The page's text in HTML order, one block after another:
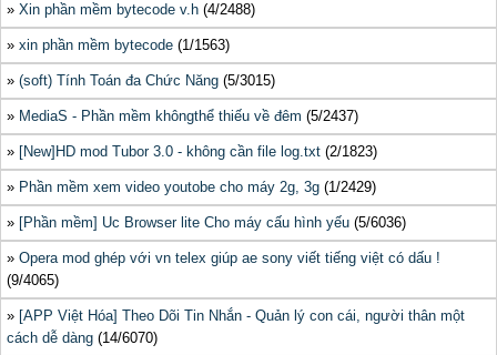
» Xin phần mềm bytecode v.h (4/2488)
» xin phần mềm bytecode (1/1563)
» (soft) Tính Toán đa Chức Năng (5/3015)
» MediaS - Phần mềm khôngthể thiếu về đêm (5/2437)
» [New]HD mod Tubor 3.0 - không cần file log.txt (2/1823)
» Phần mềm xem video youtobe cho máy 2g, 3g (1/2429)
» [Phần mềm] Uc Browser lite Cho máy cấu hình yếu (5/6036)
» Opera mod ghép với vn telex giúp ae sony viết tiếng việt có dấu !
(9/4065)
» [APP Việt Hóa] Theo Dõi Tin Nhắn - Quản lý con cái, người thân một
cách dễ dàng (14/6070)